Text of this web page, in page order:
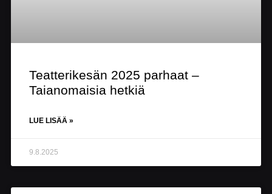
Teatterikesän 2025 parhaat –
Taianomaisia hetkiä
LUE LISÄÄ »
9.8.2025